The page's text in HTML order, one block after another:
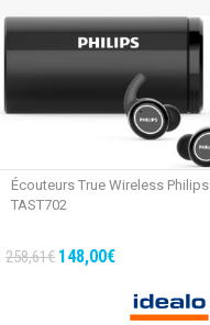
Écouteurs True Wireless Philips
TAST702
258,61€ 148,00€